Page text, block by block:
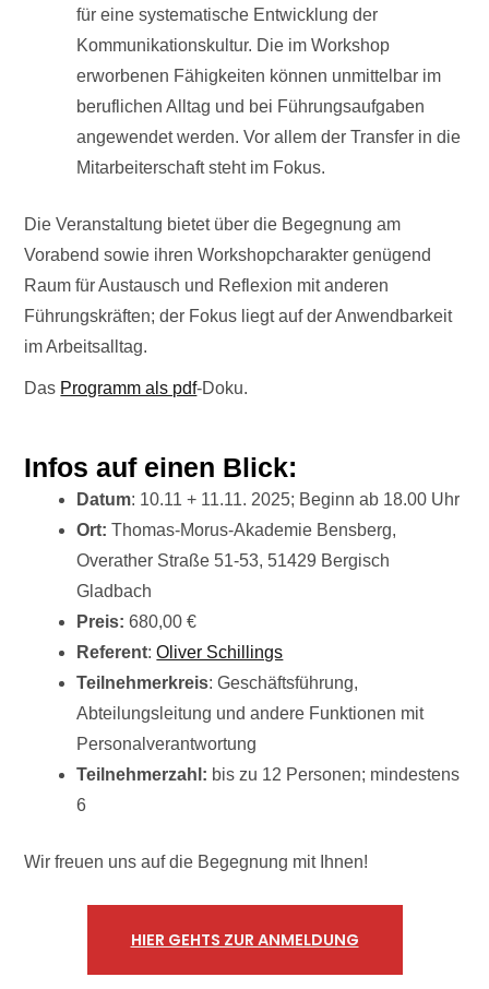
für eine systematische Entwicklung der
Kommunikationskultur. Die im Workshop
erworbenen Fähigkeiten können unmittelbar im
beruflichen Alltag und bei Führungsaufgaben
angewendet werden. Vor allem der Transfer in die
Mitarbeiterschaft steht im Fokus.
Die Veranstaltung bietet über die Begegnung am
Vorabend sowie ihren Workshopcharakter genügend
Raum für Austausch und Reflexion mit anderen
Führungskräften; der Fokus liegt auf der Anwendbarkeit
im Arbeitsalltag.
Das Programm als pdf-Doku.
Infos auf einen Blick:
Datum: 10.11 + 11.11. 2025; Beginn ab 18.00 Uhr
Ort: Thomas-Morus-Akademie Bensberg,
Overather Straße 51-53, 51429 Bergisch
Gladbach
Preis: 680,00 €
Referent:Oliver Schillings
Teilnehmerkreis: Geschäftsführung,
Abteilungsleitung und andere Funktionen mit
Personalverantwortung
Teilnehmerzahl: bis zu 12 Personen; mindestens
6
Wir freuen uns auf die Begegnung mit Ihnen!
HIER GEHTS ZUR ANMELDUNG